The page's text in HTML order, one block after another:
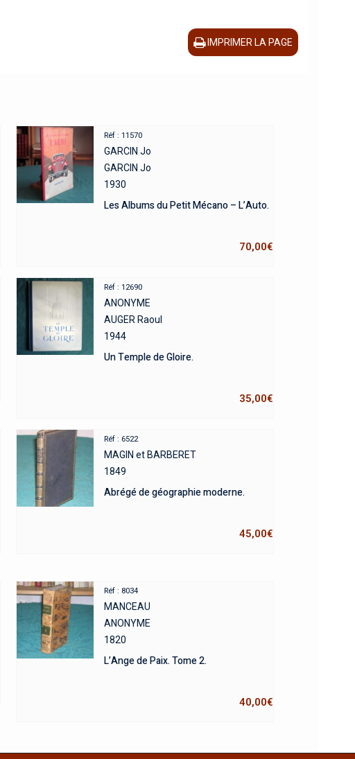
IMPRIMER LA PAGE
Réf : 11570
GARCIN Jo
GARCIN Jo
1930
Les Albums du Petit Mécano – L’Auto.
70,00€
Réf : 12690
ANONYME
AUGER Raoul
1944
Un Temple de Gloire.
35,00€
Réf : 6522
MAGIN et BARBERET
1849
Abrégé de géographie moderne.
45,00€
Réf : 8034
MANCEAU
ANONYME
1820
L’Ange de Paix. Tome 2.
40,00€